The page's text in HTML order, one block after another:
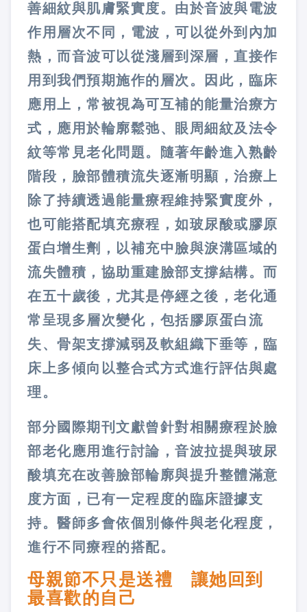
善細紋與肌膚緊實度。由於音波與電波
作用層次不同，電波，可以從外到內加
熱，而音波可以從淺層到深層，直接作
用到我們預期施作的層次。因此，臨床
應用上，常被視為可互補的能量治療方
式，應用於輪廓鬆弛、眼周細紋及法令
紋等常見老化問題。隨著年齡進入熟齡
階段，臉部體積流失逐漸明顯，治療上
除了持續透過能量療程維持緊實度外，
也可能搭配填充療程，如玻尿酸或膠原
蛋白增生劑，以補充中臉與淚溝區域的
流失體積，協助重建臉部支撐結構。而
在五十歲後，尤其是停經之後，老化通
常呈現多層次變化，包括膠原蛋白流
失、骨架支撐減弱及軟組織下垂等，臨
床上多傾向以整合式方式進行評估與處
理。
部分國際期刊文獻曾針對相關療程於臉
部老化應用進行討論，音波拉提與玻尿
酸填充在改善臉部輪廓與提升整體滿意
度方面，已有一定程度的臨床證據支
持。醫師多會依個別條件與老化程度，
進行不同療程的搭配。
母親節不只是送禮 讓她回到
最喜歡的自己